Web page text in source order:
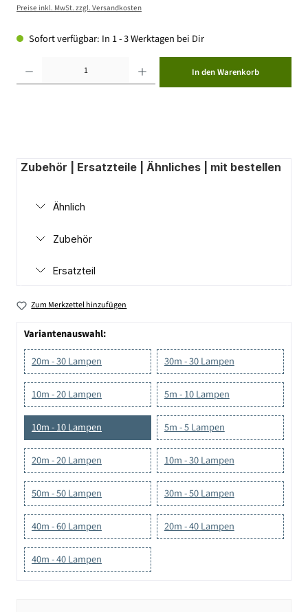
Preise inkl. MwSt. zzgl. Versandkosten
Sofort verfügbar: In 1 - 3 Werktagen bei Dir
In den Warenkorb
Zubehör | Ersatzteile | Ähnliches | mit bestellen
Ähnlich
Zubehör
Ersatzteil
Zum Merkzettel hinzufügen
Variantenauswahl:
20m - 30 Lampen
30m - 30 Lampen
10m - 20 Lampen 5m - 10 Lampen
10m - 10 Lampen 5m - 5 Lampen
20m - 20 Lampen 10m - 30 Lampen
50m - 50 Lampen 30m - 50 Lampen
40m - 60 Lampen 20m - 40 Lampen
40m - 40 Lampen